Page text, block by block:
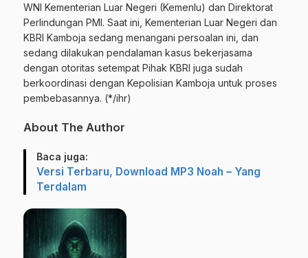
WNI Kementerian Luar Negeri (Kemenlu) dan Direktorat
Perlindungan PMI. Saat ini, Kementerian Luar Negeri dan
KBRI Kamboja sedang menangani persoalan ini, dan
sedang dilakukan pendalaman kasus bekerjasama
dengan otoritas setempat Pihak KBRI juga sudah
berkoordinasi dengan Kepolisian Kamboja untuk proses
pembebasannya. (*/ihr)
About The Author
Baca juga:
Versi Terbaru, Download MP3 Noah – Yang
Terdalam